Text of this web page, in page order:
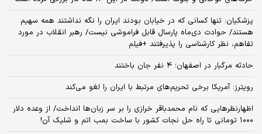
پزشکیان: تنها کسانی که در خیابان بودند ایران را نگه نداشتند همه سهیم
هستند/ حوادث دی‌ماه پارسال قابل فراموشی نیست/ رهبر انقلاب در مورد
تفاهم، نظر کارشناسی را پذیرفتند +فیلم
حادثه مرگبار در اصفهان؛ ۴ نفر جان باختند
رویترز: آمریکا برخی تحریم‌های مرتبط با ایران را لغو می‌کند
اظهارنظرهایی که نام محمدباقر خرازی را بر سر زبان‌ها انداخت/ از وعده دلار
۱۰۰۰ تومانی تا راه حل نجات کشور با ساخت بمب اتم و شلیک آن!